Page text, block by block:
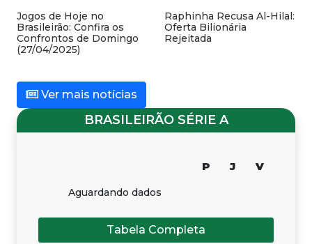
Jogos de Hoje no
Brasileirão: Confira os
Confrontos de Domingo
(27/04/2025)
Raphinha Recusa Al-Hilal:
Oferta Bilionária
Rejeitada
Ver mais notícias
BRASILEIRÃO SÉRIE A
P J V
Aguardando dados
Tabela Completa